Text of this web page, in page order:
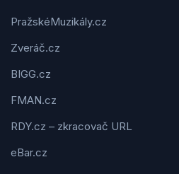
PražskéMuzikály.cz
Zveráč.cz
BIGG.cz
FMAN.cz
RDY.cz – zkracovač URL
eBar.cz